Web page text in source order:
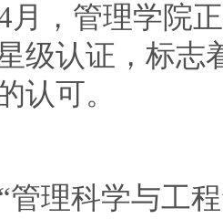
月，管理学院
级认证，标
认可。
管理科学与工